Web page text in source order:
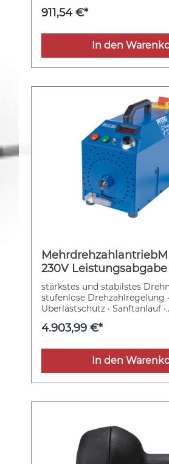
(Stützteller ohne Schaft
0,516kg · Luftverbrauch: 450l/
Schleifspindel: 1/4?-20 UNC ·
6,3bar
911,54 €*
In den
230V Leistungsabgabe
Leistungsaufnahme
stärkstes und stabilstes
stufenlose Drehzahlregelung ·
Überlastschutz · Sanftanlauf ·
Geräuschentwicklung ·
Verlängerung, z. B.
für Arbeiten im Kessel · hohe
Durchzugskraft auch in
Drehzahlbereichen ·
4.903,99 €*
In den